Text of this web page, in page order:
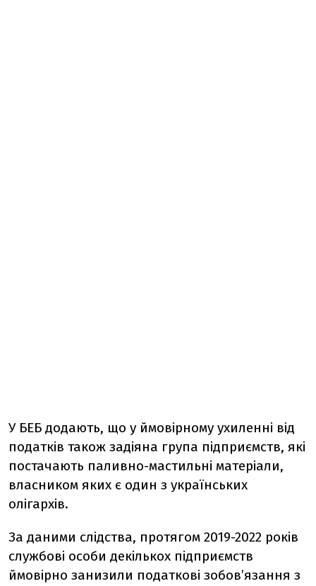
У БЕБ додають, що у ймовірному ухиленні від
податків також задіяна група підприємств, які
постачають паливно-мастильні матеріали,
власником яких є один з українських
олігархів.
За даними слідства, протягом 2019-2022 років
службові особи декількох підприємств
ймовірно занизили податкові зобов’язання з